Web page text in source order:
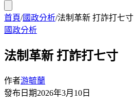
首頁/國政分析/法制革新 打詐打七寸
國政分析
法制革新 打詐打七寸
作者游毓蘭
發布日期2026年3月10日